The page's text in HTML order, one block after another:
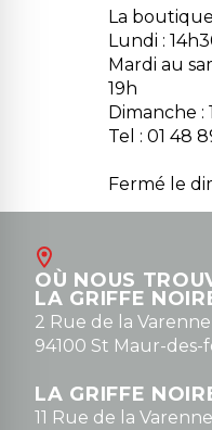
La
Lundi :
Mardi au
19h
Dimanche :
Tel : 01 48
Fermé le
Août
0148836747
OÙ NOUS
LA GRIFFE
2 Rue de la Varenne
94100 St Maur-des-
LA GRIFFE
11 Rue de la Varenne